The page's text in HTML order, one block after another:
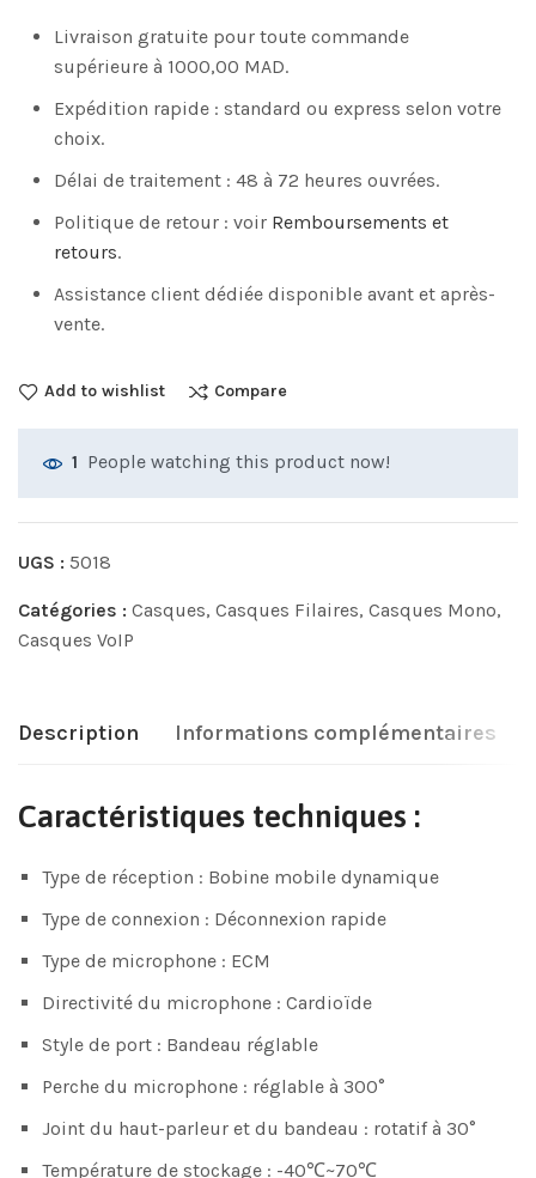
Livraison gratuite pour toute commande
supérieure à 1000,00 MAD.
Expédition rapide : standard ou express selon votre
choix.
Délai de traitement : 48 à 72 heures ouvrées.
Politique de retour : voir Remboursements et
retours.
Assistance client dédiée disponible avant et après-
vente.
Add to wishlist Compare
1 People watching this product now!
UGS : 5018
Catégories : Casques, Casques Filaires, Casques Mono,
Casques VoIP
Description Informations complémentaires
Caractéristiques techniques :
Type de réception : Bobine mobile dynamique
Type de connexion : Déconnexion rapide
Type de microphone : ECM
Directivité du microphone : Cardioïde
Style de port : Bandeau réglable
Perche du microphone : réglable à 300°
Joint du haut-parleur et du bandeau : rotatif à 30°
Température de stockage : -40℃~70℃